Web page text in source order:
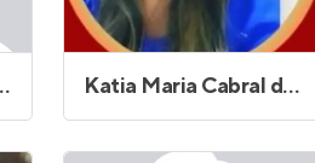
Lopes Katia Maria Cabral da Silva